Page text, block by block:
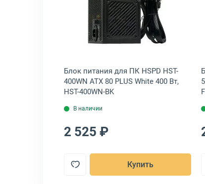
LT ATX 80 PLUS 400 Вт, EX292148RUS
товар: Блок питания для ПК Exegate 500PPE ATX 80 PLUS
Открыть товар: Блок
Блок питания для ПК HSPD HST-
400WN ATX 80 PLUS White 400 Вт,
HST-400WN-BK
В наличии
2 525 ₽
Купить